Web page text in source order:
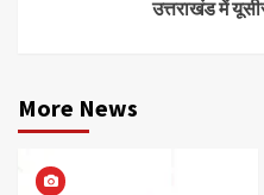
उत्तराखंड में
More News